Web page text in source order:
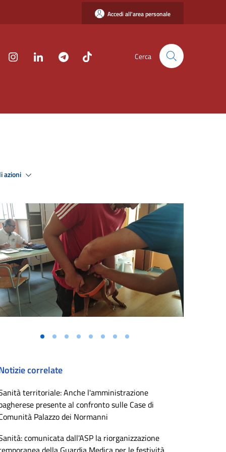
Accedi all'area personale
Cerca
azioni
correlate
territoriale: Anche l'amministrazione
presente al confronto sulle Case di
Palazzo dei Normanni
comunicata dall'ASP la riorganizzazione